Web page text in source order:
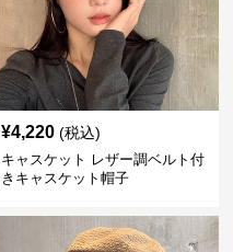
¥4,220 (税込)
キャスケット レザー調ベルト付
きキャスケット帽子